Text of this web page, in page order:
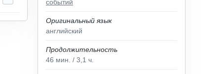
событий
Оригинальный язык
английский
Продолжительность
46 мин. / 3,1 ч.